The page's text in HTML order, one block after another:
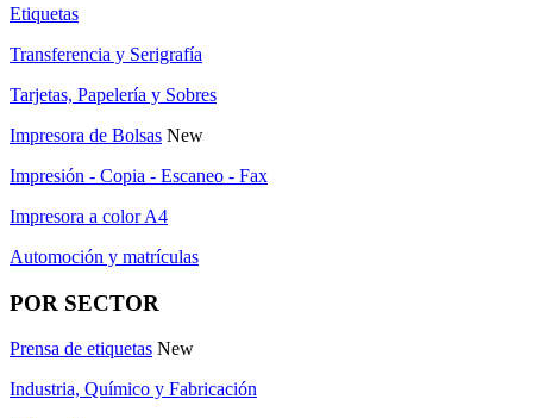
Etiquetas
Transferencia y Serigrafía
Tarjetas, Papelería y Sobres
Impresora de Bolsas New
Impresión - Copia - Escaneo - Fax
Impresora a color A4
Automoción y matrículas
POR SECTOR
Prensa de etiquetas New
Industria, Químico y Fabricación